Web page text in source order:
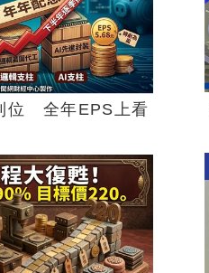
位 全年EPS上看